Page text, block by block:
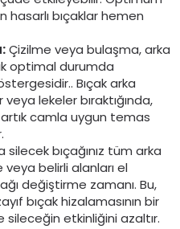
hasarlı bıçaklar hemen
Çizilme veya bulaşma, arka
optimal durumda
Bıçak arka
veya lekeler bıraktığında,
artık camla uygun temas
silecek bıçağınız tüm arka
belirli alanları el
değiştirme zamanı. Bu,
bıçak hizalamasının bir
sileceğin etkinliğini azaltır.